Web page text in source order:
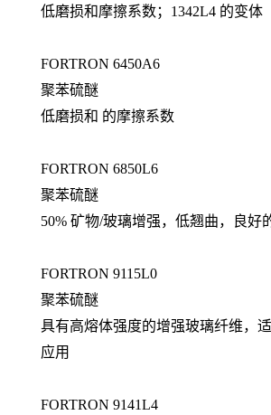
低磨损和摩擦系数；1342L4 的变体
FORTRON 6450A6
聚苯硫醚
低磨损和 的摩擦系数
FORTRON 6850L6
聚苯硫醚
50% 矿物/玻璃增强，低翘曲，良好
FORTRON 9115L0
聚苯硫醚
具有高熔体强度的增强玻璃纤维，
应用
FORTRON 9141L4